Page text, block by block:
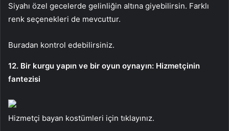
Siyahı özel gecelerde gelinliğin altına giyebilirsin. Farklı
renk seçenekleri de mevcuttur.
Buradan kontrol edebilirsiniz.
12. Bir kurgu yapın ve bir oyun oynayın: Hizmetçinin
fantezisi
Hizmetçi bayan kostümleri için tıklayınız.